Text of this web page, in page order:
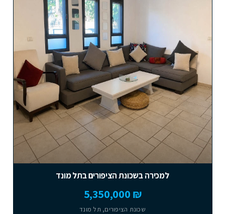
למכירה בשכונת הציפורים בתל מונד
₪ 5,350,000
שכונת הציפורים, תל מונד